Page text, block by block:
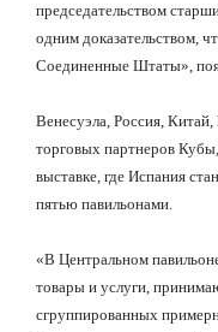
председательством
одним доказательством,
Соединенные Штаты»,
Венесуэла, Россия,
торговых партнеров
выставке, где Испания
пятью павильонами.
«В Центральном
товары и услуги,
сгруппированных